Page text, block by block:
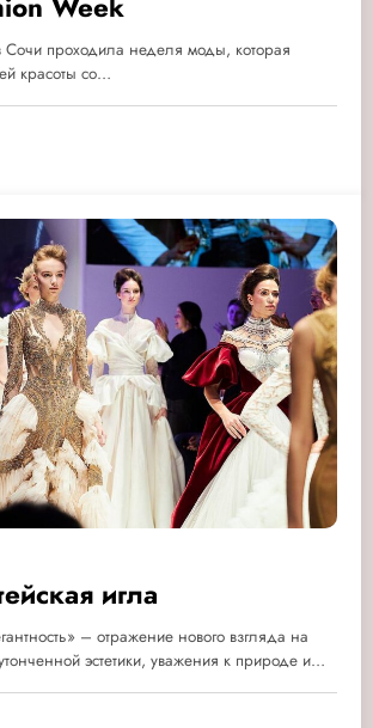
проходила неделя моды, которая
красоты со…
игла
– отражение нового взгляда на
эстетики, уважения к природе и…